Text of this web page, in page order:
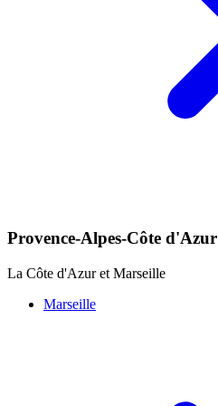
Provence-Alpes-Côte d'Azur
La Côte d'Azur et Marseille
Marseille